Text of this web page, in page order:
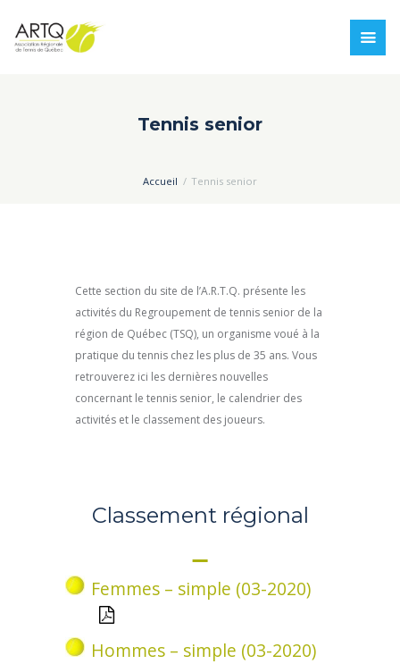
Tennis senior
Accueil Tennis senior
Cette section du site de l’A.R.T.Q. présente les
activités du Regroupement de tennis senior de la
région de Québec (TSQ), un organisme voué à la
pratique du tennis chez les plus de 35 ans. Vous
retrouverez ici les dernières nouvelles
concernant le tennis senior, le calendrier des
activités et le classement des joueurs.
Classement régional
Femmes – simple (03-2020)
Hommes – simple (03-2020)